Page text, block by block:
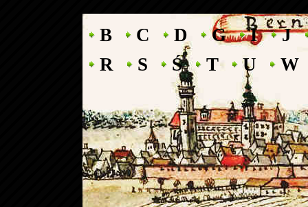
B C D G I
J
R
S Ś T U W